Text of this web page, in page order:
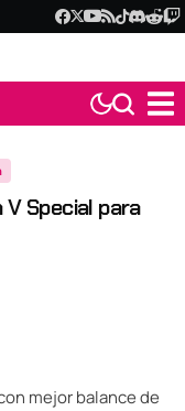
V Special para
mejor balance de